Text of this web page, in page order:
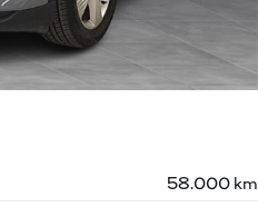
58.000 km